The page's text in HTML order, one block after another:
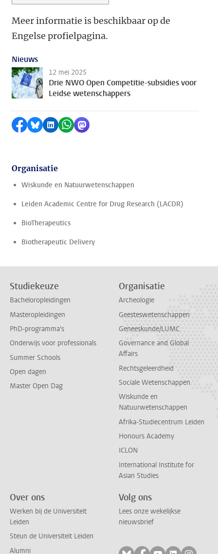
Meer informatie is beschikbaar op de
Engelse profielpagina.
Nieuws
12 mei 2025
Drie NWO Open Competitie-subsidies voor
Leidse wetenschappers
Delen op Facebook
Delen via Bluesky
Delen op LinkedIn
Delen via WhatsApp
Delen via Mastodon
Organisatie
Wiskunde en Natuurwetenschappen
Leiden Academic Centre for Drug Research (LACDR)
BioTherapeutics
Biotherapeutic Delivery
Studiekeuze
Bacheloropleidingen
Masteropleidingen
PhD-programma's
Onderwijs voor professionals
Summer Schools
Open dagen
Master Open Dag
Organisatie
Archeologie
Geesteswetenschappen
Geneeskunde/LUMC
Governance and Global
Affairs
Rechtsgeleerdheid
Sociale Wetenschappen
Wiskunde en
Natuurwetenschappen
Afrika-Studiecentrum Leiden
Honours Academy
ICLON
International Institute for
Asian Studies
Over ons
Werken bij de Universiteit
Leiden
Steun de Universiteit Leiden
Alumni
Volg ons
Lees onze wekelijkse
nieuwsbrief